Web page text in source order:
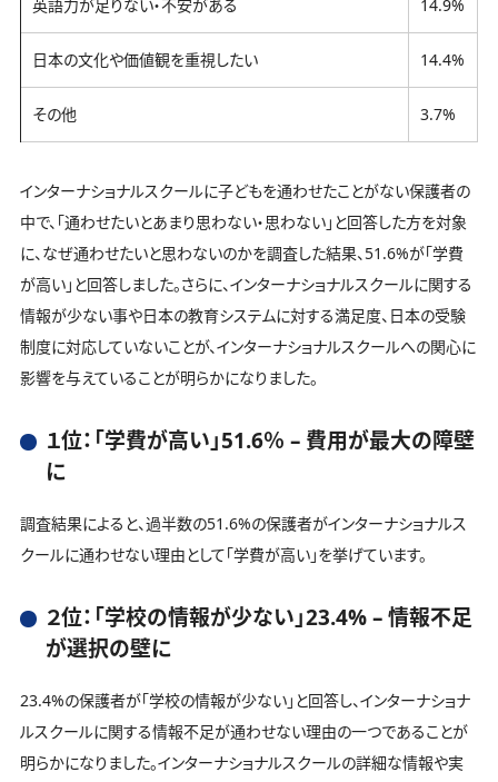
英語力が足りない・不安がある 14.9%
日本の文化や価値観を重視したい 14.4%
その他 3.7%
インターナショナルスクールに子どもを通わせたことがない保護者の
中で、「通わせたいとあまり思わない・思わない」と回答した方を対象
に、なぜ通わせたいと思わないのかを調査した結果、51.6%が「学費
が高い」と回答しました。さらに、インターナショナルスクールに関する
情報が少ない事や日本の教育システムに対する満足度、日本の受験
制度に対応していないことが、インターナショナルスクールへの関心に
影響を与えていることが明らかになりました。
１位：「学費が高い」51.6％ – 費用が最大の障壁
に
調査結果によると、過半数の51.6%の保護者がインターナショナルス
クールに通わせない理由として「学費が高い」を挙げています。
２位：「学校の情報が少ない」23.4% – 情報不足
が選択の壁に
23.4%の保護者が「学校の情報が少ない」と回答し、インターナショナ
ルスクールに関する情報不足が通わせない理由の一つであることが
明らかになりました。インターナショナルスクールの詳細な情報や実